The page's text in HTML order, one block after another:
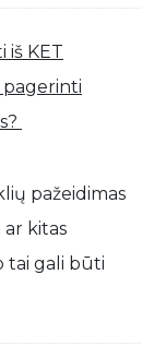
iš KET
pagerinti
pažeidimas
ar kitas
tai gali būti